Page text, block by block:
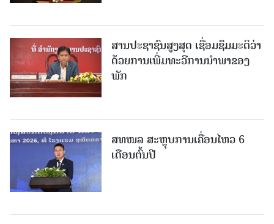
ສານປະຊາຊົນສູງສຸດ ເຊື່ອມຊຶມມະຕິວ່າ
ດ້ວຍການເພີ່ມທະວີການນຳພາຂອງ
ພັກ
ສທໜລ ສະຫຼຸບການເຄື່ອນໄຫວ 6
ເດືອນຕົ້ນປີ